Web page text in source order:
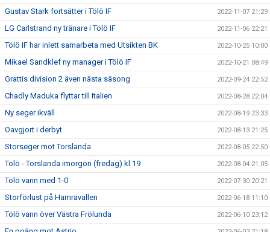
Gustav Stark fortsätter i Tölö IF 2022-11-07 21:29
LG Carlstrand ny tränare i Tölö IF 2022-11-06 22:21
Tölö IF har inlett samarbeta med Utsikten BK 2022-10-25 10:00
Mikael Sandklef ny manager i Tölö IF 2022-10-21 08:49
Grattis division 2 även nästa säsong 2022-09-24 22:52
Chadly Maduka flyttar till Italien 2022-08-28 22:04
Ny seger ikväll 2022-08-19 23:33
Oavgjort i derbyt 2022-08-13 21:25
Storseger mot Torslanda 2022-08-05 22:50
Tölö - Torslanda imorgon (fredag) kl 19 2022-08-04 21:05
Tölö vann med 1-0 2022-07-30 20:21
Storförlust på Hamravallen 2022-06-18 11:10
Tölö vann över Västra Frölunda 2022-06-10 23:12